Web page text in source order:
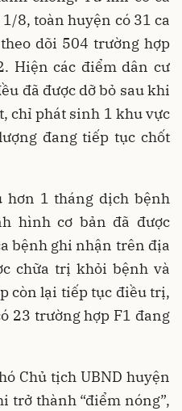
8, toàn huyện có 31 ca
dõi 504 trường hợp
Hiện các điểm dân cư
đã được dỡ bỏ sau khi
chỉ phát sinh 1 khu vực
đang tiếp tục chốt
hơn 1 tháng dịch bệnh
hình cơ bản đã được
bệnh ghi nhận trên địa
chữa trị khỏi bệnh và
còn lại tiếp tục điều trị,
23 trường hợp F1 đang
Chủ tịch UBND huyện
trở thành “điểm nóng”,